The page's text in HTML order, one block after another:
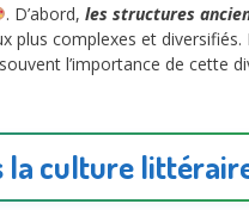
. D’abord, les structures
plus complexes et diversifiés.
l’importance de cette
la culture